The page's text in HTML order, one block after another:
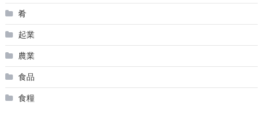
肴
起業
農業
食品
食糧